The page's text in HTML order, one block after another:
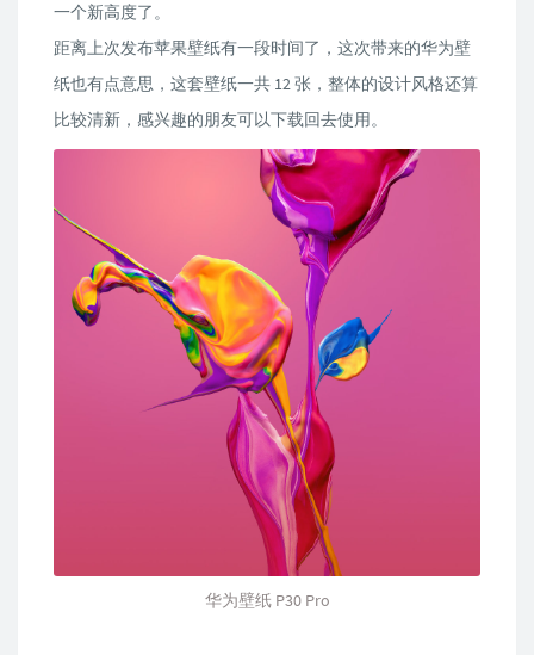
一个新高度了。
距离上次发布苹果壁纸有一段时间了，这次带来的华为壁
纸也有点意思，这套壁纸一共 12 张，整体的设计风格还算
比较清新，感兴趣的朋友可以下载回去使用。
华为壁纸 P30 Pro